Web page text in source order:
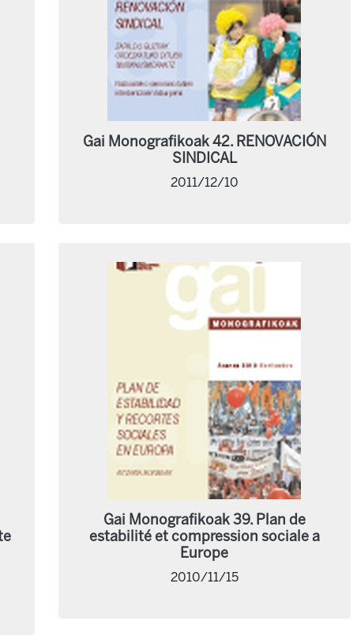
Gai Monografikoak 42. RENOVACIÓN
SINDICAL
2011/12/10
Gai Monografikoak 39. Plan de
estabilité et compression sociale a
Europe
2010/11/15